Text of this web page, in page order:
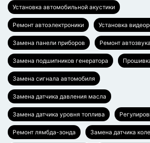
Установка автомобильной акустики
Ремонт автоэлектроники Установка
Замена панели приборов Ремонт
Замена подшипников генератора
Замена сигнала автомобиля
Замена датчика давления масла
Замена датчика уровня топлива
Ремонт лямбда-зонда Замена датчика